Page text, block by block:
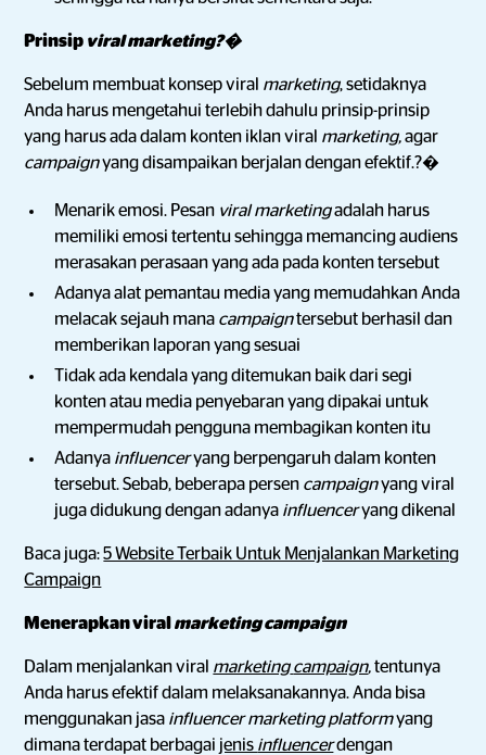
Prinsip viral marketing?�
Sebelum membuat konsep viral marketing, setidaknya
Anda harus mengetahui terlebih dahulu prinsip-prinsip
yang harus ada dalam konten iklan viral marketing,agar
campaignyang disampaikan berjalan dengan efektif.?�
Menarik emosi. Pesan viral marketingadalah harus
memiliki emosi tertentu sehingga memancing audiens
merasakan perasaan yang ada pada konten tersebut
Adanya alat pemantau media yang memudahkan Anda
melacak sejauh mana campaigntersebut berhasil dan
memberikan laporan yang sesuai
Tidak ada kendala yang ditemukan baik dari segi
konten atau media penyebaran yang dipakai untuk
mempermudah pengguna membagikan konten itu
Adanya influenceryang berpengaruh dalam konten
tersebut. Sebab, beberapa persen campaignyang viral
juga didukung dengan adanya influenceryang dikenal
Baca juga:5 Website Terbaik Untuk Menjalankan Marketing
Campaign
Menerapkan viral marketing campaign
Dalam menjalankan viral marketing campaign,tentunya
Anda harus efektif dalam melaksanakannya. Anda bisa
menggunakan jasa influencer marketing platformyang
dimana terdapat berbagai jenis influencerdengan